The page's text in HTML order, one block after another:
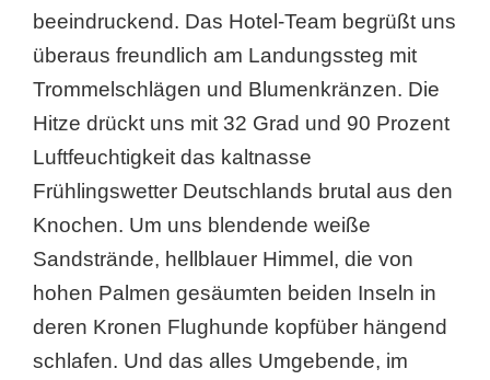
beeindruckend. Das Hotel-Team begrüßt uns
überaus freundlich am Landungssteg mit
Trommelschlägen und Blumenkränzen. Die
Hitze drückt uns mit 32 Grad und 90 Prozent
Luftfeuchtigkeit das kaltnasse
Frühlingswetter Deutschlands brutal aus den
Knochen. Um uns blendende weiße
Sandstrände, hellblauer Himmel, die von
hohen Palmen gesäumten beiden Inseln in
deren Kronen Flughunde kopfüber hängend
schlafen. Und das alles Umgebende, im